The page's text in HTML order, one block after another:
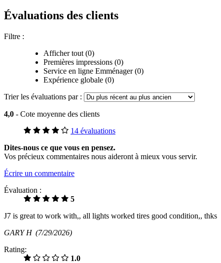
Évaluations des clients
Filtre :
Afficher tout (0)
Premières impressions (0)
Service en ligne Emménager (0)
Expérience globale (0)
Trier les évaluations par :
4,0 - Cote moyenne des clients
14 évaluations
Dites-nous ce que vous en pensez.
Vos précieux commentaires nous aideront à mieux vous servir.
Écrire un commentaire
Évaluation :
5
J7 is great to work with,, all lights worked tires good condition,, thks
GARY H (7/29/2026)
Rating:
1.0